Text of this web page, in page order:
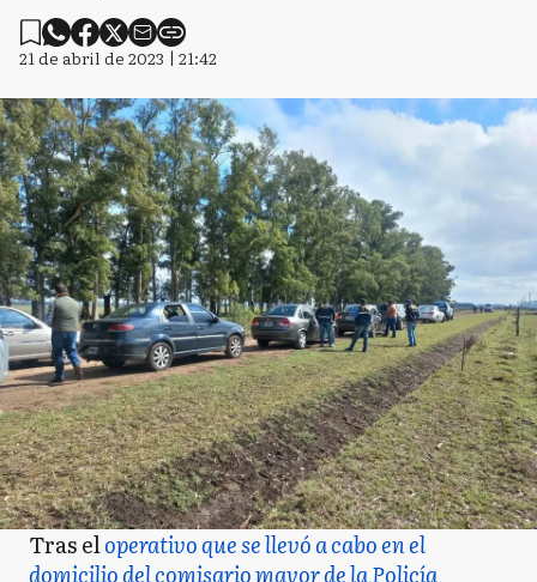
21 de abril de 2023 | 21:42
Tras eloperativo que se llevó a cabo en el
domicilio del comisario mayor de la Policía